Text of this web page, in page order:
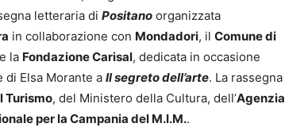
letteraria di Positano organizzata
in collaborazione con Mondadori, il Comune di
e la Fondazione Carisal, dedicata in occasione
di Elsa Morante a Il segreto dell’arte. La rassegna
Turismo, del Ministero della Cultura, dell’Agenzia
per la Campania del M.I.M..